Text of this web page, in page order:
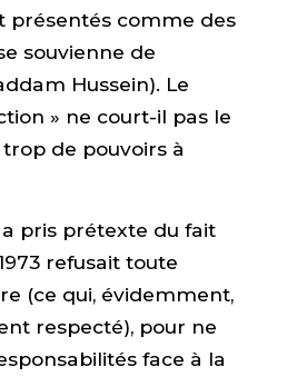
présentés comme des
souvienne de
Hussein). Le
» ne court-il pas le
de pouvoirs à
a pris prétexte du fait
refusait toute
(ce qui, évidemment,
respecté), pour ne
face à la